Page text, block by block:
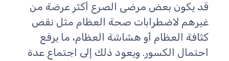
قد يكون بعض مرضى الصرع أكثر عرضة من
غيرهم لاضطرابات صحة العظام مثل نقص
كثافة العظام أو هشاشة العظام، ما يرفع
احتمال الكسور. ويعود ذلك إلى اجتماع عدة